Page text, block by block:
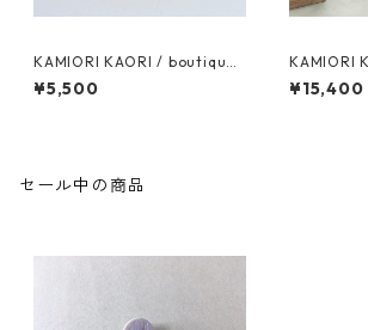
KAMIORI KAORI / boutique
pierces / Rhodochrosite
¥5,500
KAMIORI KAORI
white
¥15,400
セール中の商品